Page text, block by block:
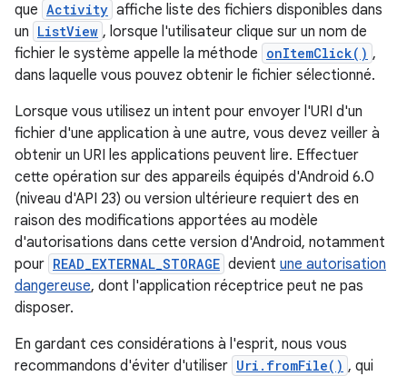
que Activity affiche liste des fichiers disponibles dans
un ListView , lorsque l'utilisateur clique sur un nom de
fichier le système appelle la méthode onItemClick() ,
dans laquelle vous pouvez obtenir le fichier sélectionné.
Lorsque vous utilisez un intent pour envoyer l'URI d'un
fichier d'une application à une autre, vous devez veiller à
obtenir un URI les applications peuvent lire. Effectuer
cette opération sur des appareils équipés d'Android 6.0
(niveau d'API 23) ou version ultérieure requiert des en
raison des modifications apportées au modèle
d'autorisations dans cette version d'Android, notamment
pour READ_EXTERNAL_STORAGE devient une autorisation
dangereuse, dont l'application réceptrice peut ne pas
disposer.
En gardant ces considérations à l'esprit, nous vous
recommandons d'éviter d'utiliser Uri.fromFile() , qui